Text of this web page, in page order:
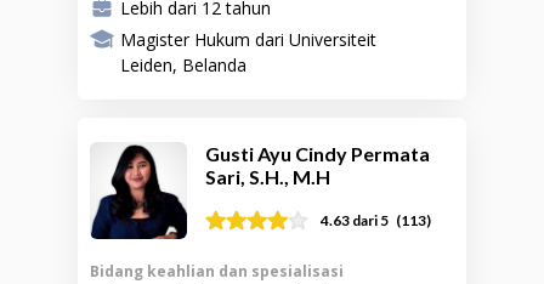
Lebih dari 12 tahun
Magister Hukum dari Universiteit
Leiden, Belanda
Gusti Ayu Cindy Permata
Sari, S.H., M.H
4.63 dari 5 (113)
Bidang keahlian dan spesialisasi